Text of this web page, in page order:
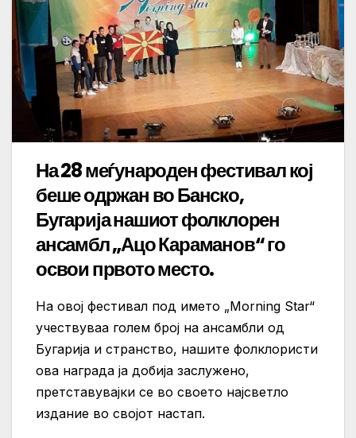
На 28 меѓународен фестивал кој
беше одржан во Банско,
Бугарија нашиот фолклорен
ансамбл „Ацо Караманов“ го
освои првото место.
На овој фестивал под името „Morning Star“
учествуваа голем број на ансамбли од
Бугарија и странство, нашите фолклористи
ова награда ја добија заслужено,
претставувајки се во своето најсветло
издание во својот настап.